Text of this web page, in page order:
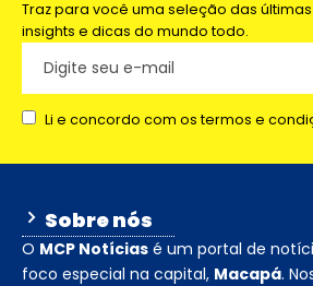
Traz para você uma seleção das
insights e dicas do mundo todo.
Li e concordo com os termos e
Sobre nós
O MCP Notícias é um portal de
foco especial na capital, Macapá.